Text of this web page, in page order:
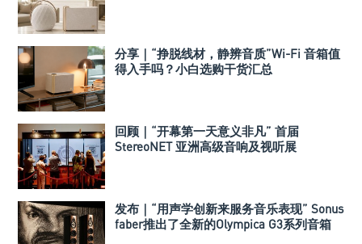
分享｜“挣脱线材，静辨音质”Wi-Fi 音箱值
得入手吗？小白选购干货汇总
回顾｜“开幕第一天意义非凡” 首届
StereoNET 亚洲高级音响及视听展
发布｜“用声学创新来服务音乐表现” Sonus
faber推出了全新的Olympica G3系列音箱